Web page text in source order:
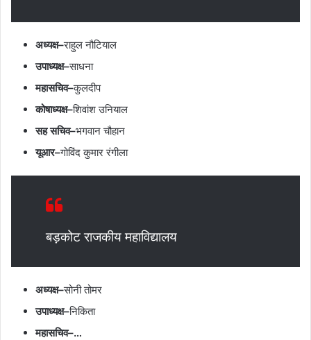
अध्यक्ष–राहुल नौटियाल
उपाध्यक्ष–साधना
महासचिव–कुलदीप
कोषाध्यक्ष–शिवांश उनियाल
सह सचिव–भगवान चौहान
यूआर–गोविंद कुमार रंगीला
बड़कोट राजकीय महाविद्यालय
अध्यक्ष–सोनी तोमर
उपाध्यक्ष–निकिता
महासचिव–…